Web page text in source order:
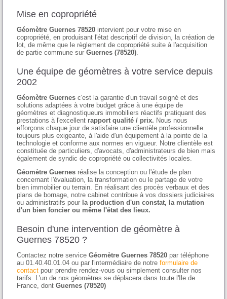
Mise en copropriété
Géomètre Guernes 78520 intervient pour votre mise en
copropriété, en produisant l'état descriptif de division, la création de
lot, de même que le règlement de copropriété suite à l'acquisition
de partie commune surGuernes (78520).
Une équipe de géomètres à votre service depuis
2002
Géomètre Guernes c'est la garantie d'un travail soigné et des
solutions adaptées à votre budget grâce à une équipe de
géomètres et diagnostiqueurs immobiliers réactifs pratiquant des
prestations à l'excellent rapport qualité / prix. Nous nous
efforçons chaque jour de satisfaire une clientèle professionnelle
toujours plus exigeante, à l'aide d'un équipement à la pointe de la
technologie et conforme aux normes en vigueur. Notre clientèle est
constituée de particuliers, d'avocats, d'administrateurs de bien mais
également de syndic de copropriété ou collectivités locales.
Géomètre Guernes réalise la conception ou l'étude de plan
concernant l'évaluation, la transformation ou le partage de votre
bien immobilier ou terrain. En réalisant des procès verbaux et des
plans de bornage, notre cabinet contribue à vos dossiers judiciaires
ou administratifs pour la production d'un constat, la mutation
d'un bien foncier ou même l'état des lieux.
Besoin d'une intervention de géomètre à
Guernes 78520 ?
Contactez notre serviceGéomètre Guernes 78520 par téléphone
au 01.40.40.01.04 ou par l'intermédiaire de notreformulaire de
contact pour prendre rendez-vous ou simplement consulter nos
tarifs. L'un de nos géomètres se déplacera dans toute l'Ile de
France, dontGuernes (78520)